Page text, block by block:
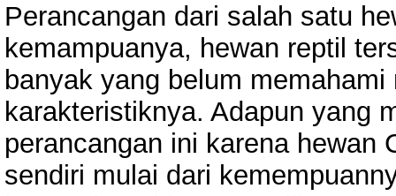
Perancangan dari salah satu
kemampuanya, hewan reptil
banyak yang belum
karakteristiknya. Adapun yang
perancangan ini karena hewan
sendiri mulai dari